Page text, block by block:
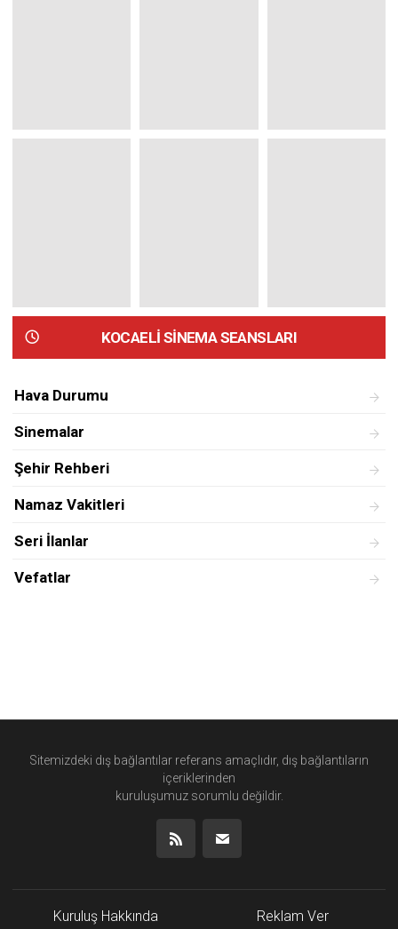
KOCAELİ SİNEMA SEANSLARI
Hava Durumu
Sinemalar
Şehir Rehberi
Namaz Vakitleri
Seri İlanlar
Vefatlar
Sitemizdeki dış bağlantılar referans amaçlıdır, dış bağlantıların
içeriklerinden
kuruluşumuz sorumlu değildir.
Kuruluş Hakkında Reklam Ver